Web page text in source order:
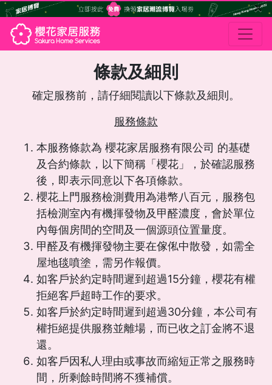
×
條款及細則
確定服務前，請仔細閱讀以下條款及細則。
服務條款
本服務條款為 櫻花家居服務有限公司 的基礎
及合約條款，以下簡稱「櫻花」，於確認服務
後，即表示同意以下各項條款。
櫻花上門服務檢測費用為港幣八百元，服務包
括檢測室內有機揮發物及甲醛濃度，會於單位
內每個房間的空間及一個源頭位置量度。
甲醛及有機揮發物主要在傢俬中散發，如需全
屋地毯噴塗，需另作報價。
如客戶於約定時間遲到超過15分鐘，櫻花有權
拒絕客戶超時工作的要求。
如客戶於約定時間遲到超過30分鐘，本公司有
權拒絕提供服務並離場，而已收之訂金將不退
還。
如客戶因私人理由或事故而縮短正常之服務時
間，所剩餘時間將不獲補償。